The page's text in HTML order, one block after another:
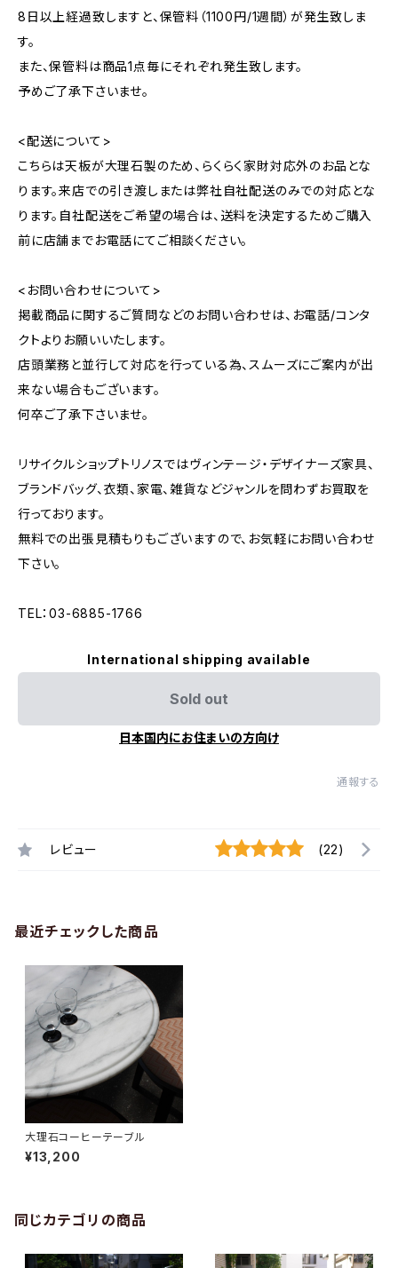
8日以上経過致しますと、保管料（1100円/1週間）が発生致しま
す。
また、保管料は商品1点毎にそれぞれ発生致します。
予めご了承下さいませ。
<配送について>
こちらは天板が大理石製のため、らくらく家財対応外のお品とな
ります。来店での引き渡しまたは弊社自社配送のみでの対応とな
ります。自社配送をご希望の場合は、送料を決定するためご購入
前に店舗までお電話にてご相談ください。
<お問い合わせについて>
掲載商品に関するご質問などのお問い合わせは、お電話/コンタ
クトよりお願いいたします。
店頭業務と並行して対応を行っている為、スムーズにご案内が出
来ない場合もございます。
何卒ご了承下さいませ。
リサイクルショップトリノスではヴィンテージ・デザイナーズ家具、
ブランドバッグ、衣類、家電、雑貨などジャンルを問わずお買取を
行っております。
無料での出張見積もりもございますので、お気軽にお問い合わせ
下さい。
TEL：03-6885-1766
International shipping available
Sold out
日本国内にお住まいの方向け
通報する
レビュー (22)
最近チェックした商品
大理石コーヒーテーブル
¥13,200
同じカテゴリの商品